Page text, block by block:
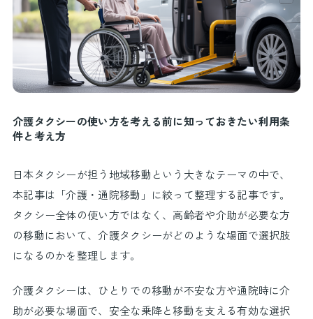
介護タクシーの使い方を考える前に知っておきたい利用条
件と考え方
日本タクシーが担う地域移動という大きなテーマの中で、
本記事は「介護・通院移動」に絞って整理する記事です。
タクシー全体の使い方ではなく、高齢者や介助が必要な方
の移動において、介護タクシーがどのような場面で選択肢
になるのかを整理します。
介護タクシーは、ひとりでの移動が不安な方や通院時に介
助が必要な場面で、安全な乗降と移動を支える有効な選択